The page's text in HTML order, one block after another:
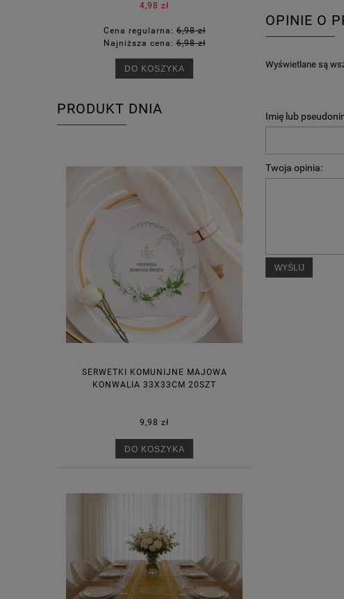
4,98 zł
Cena regularna:6,98 zł
Najniższa cena:6,98 zł
DO KOSZYKA DO
PRODUKT DNIA
SERWETKI KOMUNIJNE MAJOWA
KONWALIA 33X33CM 20SZT
9,98 zł
DO KOSZYKA
OPINIE O
Wyświetlane są
Imię lub
Twoja opinia:
WYŚLIJ